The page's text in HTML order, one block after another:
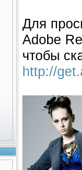
Для
Adobe
чтобы
http://